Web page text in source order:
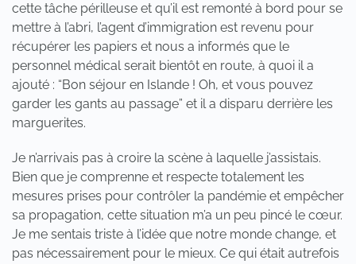
cette tâche périlleuse et qu’il est remonté à bord pour se
mettre à l’abri, l’agent d’immigration est revenu pour
récupérer les papiers et nous a informés que le
personnel médical serait bientôt en route, à quoi il a
ajouté : “Bon séjour en Islande ! Oh, et vous pouvez
garder les gants au passage” et il a disparu derrière les
marguerites.
Je n’arrivais pas à croire la scène à laquelle j’assistais.
Bien que je comprenne et respecte totalement les
mesures prises pour contrôler la pandémie et empêcher
sa propagation, cette situation m’a un peu pincé le cœur.
Je me sentais triste à l’idée que notre monde change, et
pas nécessairement pour le mieux. Ce qui était autrefois